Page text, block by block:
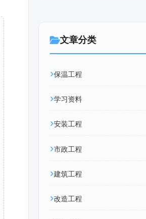
文章分类
保温工程
学习资料
安装工程
市政工程
建筑工程
改造工程